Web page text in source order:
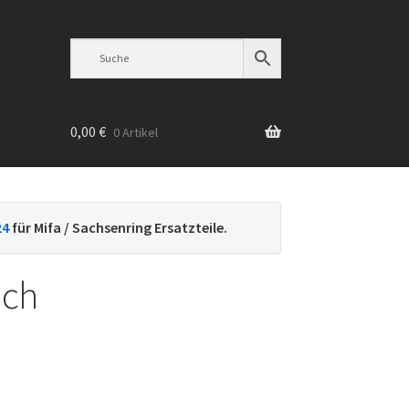
0,00 € 0 Artikel
für Mifa / Sachsenring Ersatzteile.